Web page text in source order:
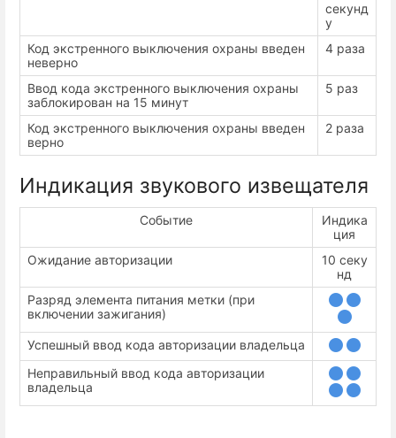
секунд
у
Код экстренного выключения охраны введен
неверно
4 раза
Ввод кода экстренного выключения охраны
заблокирован на 15 минут
5 раз
Код экстренного выключения охраны введен
верно
2 раза
Индикация звукового извещателя
Событие
Индика
ция
Ожидание авторизации
10 секу
нд
Разряд элемента питания метки (при
включении зажигания)
Успешный ввод кода авторизации владельца
Неправильный ввод кода авторизации
владельца